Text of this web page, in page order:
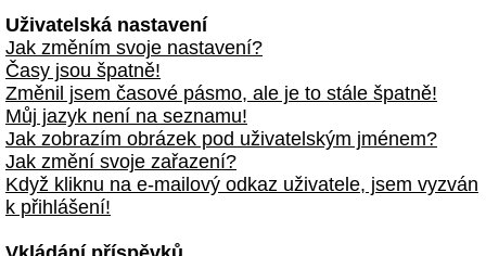
Uživatelská nastavení
Jak změním svoje nastavení?
Časy jsou špatně!
Změnil jsem časové pásmo, ale je to stále špatně!
Můj jazyk není na seznamu!
Jak zobrazím obrázek pod uživatelským jménem?
Jak změní svoje zařazení?
Když kliknu na e-mailový odkaz uživatele, jsem vyzván
k přihlášení!